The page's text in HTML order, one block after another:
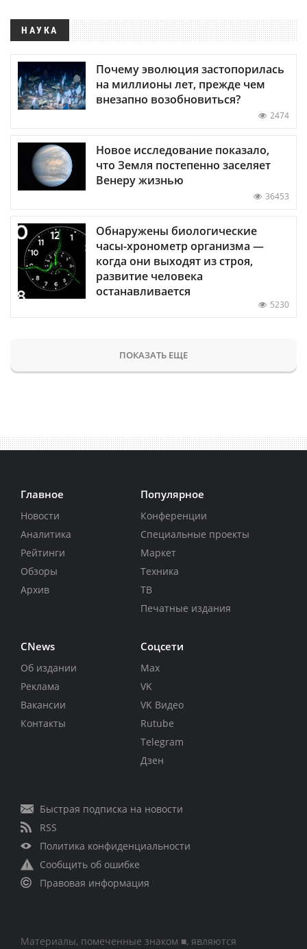
НАУКА
Почему эволюция застопорилась
на миллионы лет, прежде чем
внезапно возобновиться?
2474
Новое исследование показало,
что Земля постепенно заселяет
Венеру жизнью
36453
Обнаружены биологические
часы-хронометр организма —
когда они выходят из строя,
развитие человека
останавливается
5230
ПОКАЗАТЬ ЕЩЕ
Главное
Новости
Аналитика
Рейтинги
Обзоры
Архив
Популярное
Конференции
Специальные проекты
Маркет
Техника
ТВ
Печатные издания
CNews
Об издании
Реклама
Вакансии
Контакты
Соцсети
Max
VK
VK Видео
Rutube
Telegram
Дзен
Быстрая подписка на новости
RSS
Политика конфиденциальности
Сообщить об ошибке
Правовая информация
Материалы, помеченные знаком ■, являются